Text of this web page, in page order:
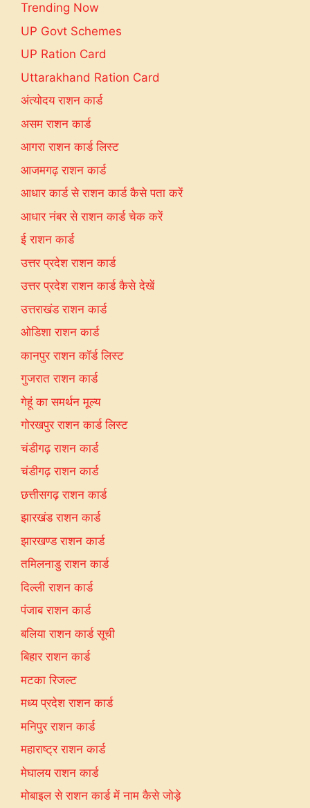
Trending Now
UP Govt Schemes
UP Ration Card
Uttarakhand Ration Card
अंत्योदय राशन कार्ड
असम राशन कार्ड
आगरा राशन कार्ड लिस्ट
आजमगढ़ राशन कार्ड
आधार कार्ड से राशन कार्ड कैसे पता करें
आधार नंबर से राशन कार्ड चेक करें
ई राशन कार्ड
उत्तर प्रदेश राशन कार्ड
उत्तर प्रदेश राशन कार्ड कैसे देखें
उत्तराखंड राशन कार्ड
ओडिशा राशन कार्ड
कानपुर राशन कॉर्ड लिस्ट
गुजरात राशन कार्ड
गेहूं का समर्थन मूल्य
गोरखपुर राशन कार्ड लिस्ट
चंडीगढ़ राशन कार्ड
चंडीगढ़ राशन कार्ड
छत्तीसगढ़ राशन कार्ड
झारखंड राशन कार्ड
झारखण्ड राशन कार्ड
तमिलनाडु राशन कार्ड
दिल्ली राशन कार्ड
पंजाब राशन कार्ड
बलिया राशन कार्ड सूची
बिहार राशन कार्ड
मटका रिजल्ट
मध्य प्रदेश राशन कार्ड
मनिपुर राशन कार्ड
महाराष्ट्र राशन कार्ड
मेघालय राशन कार्ड
मोबाइल से राशन कार्ड में नाम कैसे जोड़े